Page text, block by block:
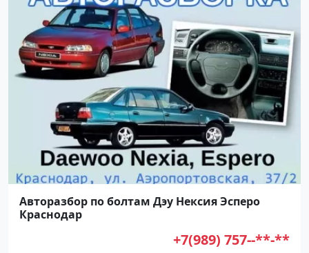
Авторазбор по болтам Дэу Нексия Эсперо
Краснодар
+7(989) 757--**-**